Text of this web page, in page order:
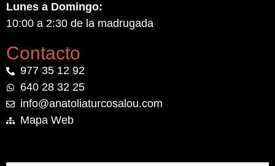
Lunes a Domingo:
10:00 a 2:30 de la madrugada
Contacto
977 35 12 92
640 28 32 25
info@anatoliaturcosalou.com
Mapa Web